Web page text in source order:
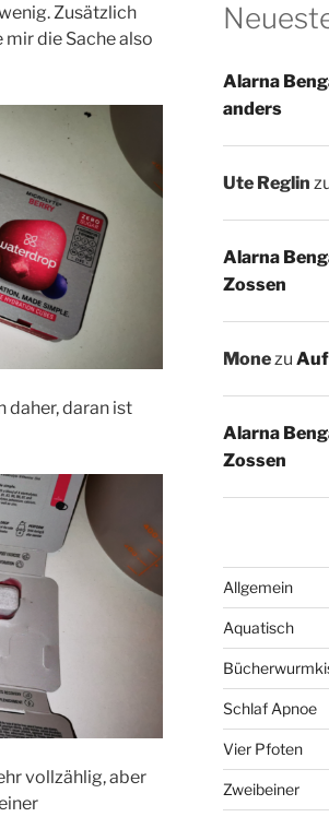
Zusätzlich
mir die Sache also
daher, daran ist
vollzählig, aber
Alarna
anders
Ute Reglin
Alarna
Zossen
Monezu Auf
Alarna
Zossen
Allgemein
Aquatisch
Schlaf Apnoe
Vier Pfoten
Zweibeiner